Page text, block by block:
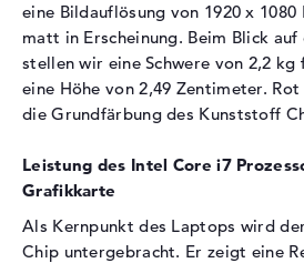
Besonderheiten
Display,
Panel
Audio
Mikrofon
Webcam
eine Bildauflösung von 1920 x
matt in Erscheinung. Beim Blick
stellen wir eine Schwere von 2,2
eine Höhe von 2,49 Zentimeter.
die Grundfärbung des Kunststoff
Leistung des Intel Core i7
Grafikkarte
Als Kernpunkt des Laptops wird der
Chip untergebracht. Er zeigt eine